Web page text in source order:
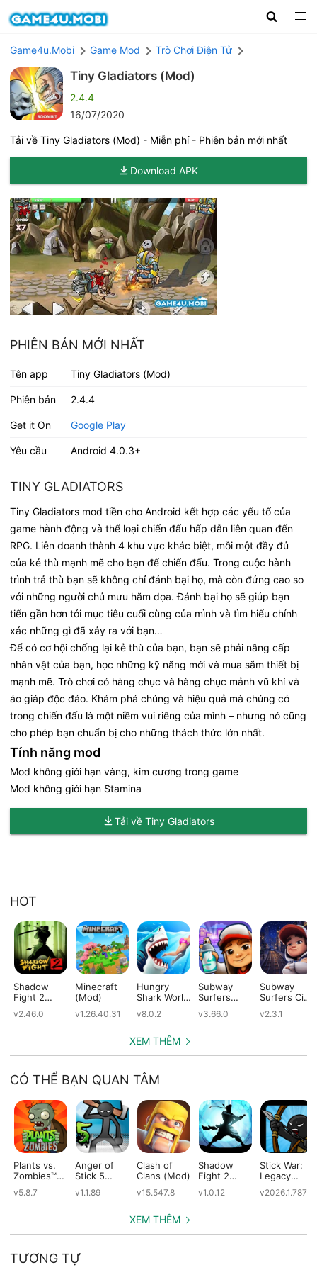
Game4u.Mobi Game Mod Trò Chơi Điện Tử
Tiny Gladiators (Mod)
2.4.4
16/07/2020
Tải về Tiny Gladiators (Mod) - Miễn phí - Phiên bản mới nhất
Download APK
PHIÊN BẢN MỚI NHẤT
Tên app Tiny Gladiators (Mod)
Phiên bản 2.4.4
Get it On Google Play
Yêu cầu Android 4.0.3+
TINY GLADIATORS
Tiny Gladiators mod tiền cho Android kết hợp các yếu tố của
game hành động và thể loại chiến đấu hấp dẫn liên quan đến
RPG. Liên doanh thành 4 khu vực khác biệt, mỗi một đầy đủ
của kẻ thù mạnh mẽ cho bạn để chiến đấu. Trong cuộc hành
trình trả thù bạn sẽ không chỉ đánh bại họ, mà còn đứng cao so
với những người chủ mưu hăm dọa. Đánh bại họ sẽ giúp bạn
tiến gần hơn tới mục tiêu cuối cùng của mình và tìm hiểu chính
xác những gì đã xảy ra với bạn…
Để có cơ hội chống lại kẻ thù của bạn, bạn sẽ phải nâng cấp
nhân vật của bạn, học những kỹ năng mới và mua sắm thiết bị
mạnh mẽ. Trò chơi có hàng chục và hàng chục mảnh vũ khí và
áo giáp độc đáo. Khám phá chúng và hiệu quả mà chúng có
trong chiến đấu là một niềm vui riêng của mình – nhưng nó cũng
cho phép bạn chuẩn bị cho những thách thức lớn nhất.
Tính năng mod
Mod không giới hạn vàng, kim cương trong game
Mod không giới hạn Stamina
Tải về Tiny Gladiators
HOT
Shadow
Fight 2
v2.46.0
Minecraft
(Mod)
v1.26.40.31
Hungry
Shark World
v8.0.2
Subway
Surfers
v3.66.0
Subway
Surfers City
v2.3.1
XEM THÊM
CÓ THỂ BẠN QUAN TÂM
Plants vs.
Zombies™
v5.8.7
Anger of
Stick 5
v1.1.89
Clash of
Clans (Mod)
v15.547.8
Shadow
Fight 2
Edition
v1.0.12
Stick War:
Legacy
v2026.1.787
XEM THÊM
TƯƠNG TỰ